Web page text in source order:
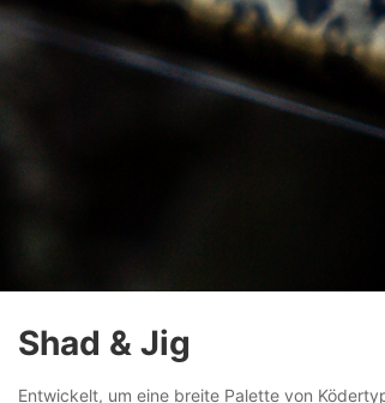
Shad & Jig
Entwickelt, um eine breite Palette von